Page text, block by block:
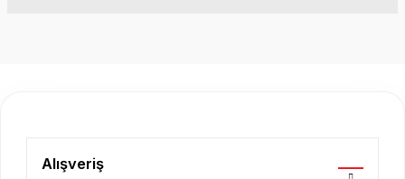
Ürün açıklamasında eksik bilgiler bulunuyor.
Alışveriş